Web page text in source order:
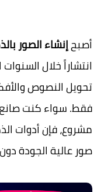
أصبحإنشاء الصور
انتشاراً خلال
تحويل النصوص
فقط. سواء كنت
مشروع، فإن أدوات
صور عالية الجودة